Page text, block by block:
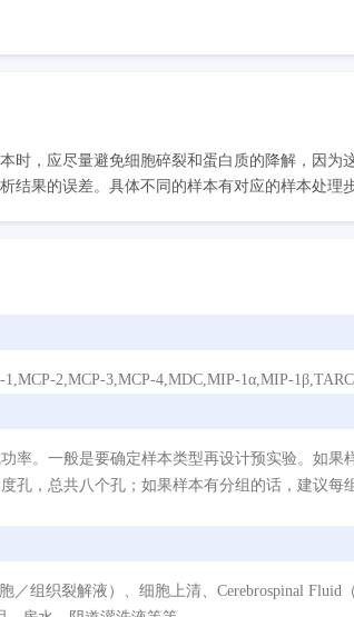
，应尽量避免细胞碎裂和蛋白质的降解，因为
结果的误差。具体不同的样本有对应的样本处理
2,MCP-3,MCP-4,MDC,MIP-1α,MIP-1β,TARC
。一般是要确定样本类型再设计预实验。如
，总共八个孔；如果样本有分组的话，建议每
组织裂解液）、细胞上清、Cerebrospinal Fluid